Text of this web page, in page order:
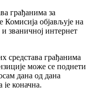
грађанима за
Комисија објављује на
званичној интернет
грађанима
може се поднети
дана од дана
коначна.